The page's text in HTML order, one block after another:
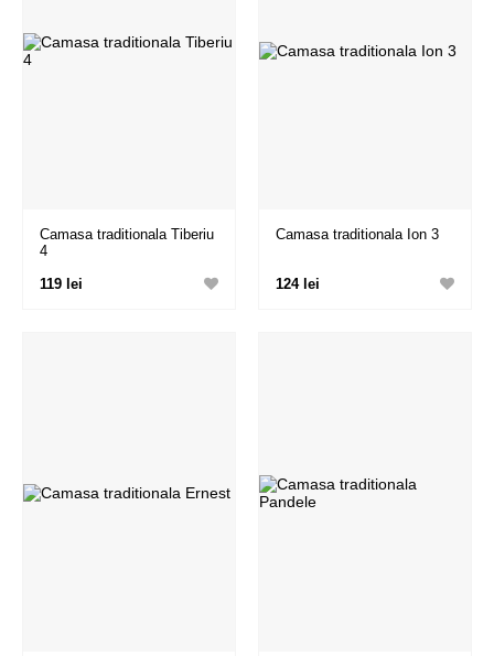
Camasa traditionala Tiberiu
4
119 lei
Camasa traditionala Ion 3
124 lei